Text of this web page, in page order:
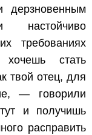
дерзновенным
настойчиво
требованиях
хочешь стать
твой отец, для
— говорили
и получишь
расправить